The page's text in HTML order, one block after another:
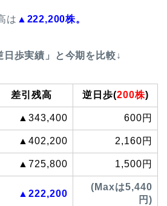
は ▲222,200株。
歩実績」と今期を比較↓
差引残高 逆日歩(200株)
▲343,400 600円
▲402,200 2,160円
▲725,800 1,500円
▲222,200
(Maxは5,440
円)